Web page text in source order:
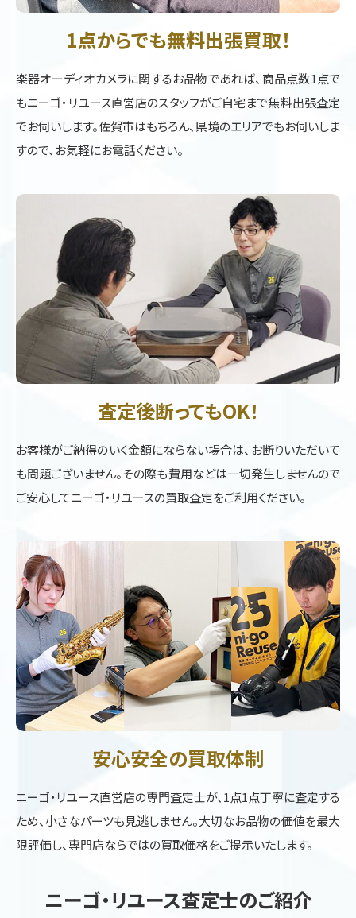
1点からでも無料出張買取！
楽器オーディオカメラに関するお品物であれば、商品点数1点で
もニーゴ・リユース直営店のスタッフがご自宅まで無料出張査定
でお伺いします。佐賀市はもちろん、県境のエリアでもお伺いしま
すので、お気軽にお電話ください。
査定後断ってもOK！
お客様がご納得のいく金額にならない場合は、お断りいただいて
も問題ございません。その際も費用などは一切発生しませんので
ご安心してニーゴ・リユースの買取査定をご利用ください。
安心安全の買取体制
ニーゴ・リユース直営店の専門査定士が、1点1点丁寧に査定する
ため、小さなパーツも見逃しません。大切なお品物の価値を最大
限評価し、専門店ならではの買取価格をご提示いたします。
ニーゴ・リユース査定士のご紹介